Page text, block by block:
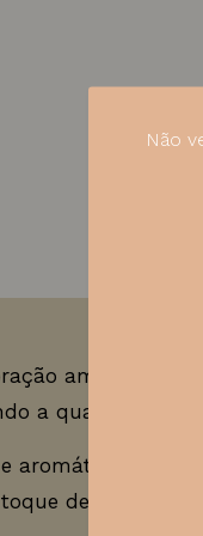
amarelo
a qualidade do
aromático, com
de baunilha,
Não